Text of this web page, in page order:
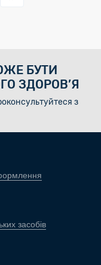
БУТИ
ЗДОРОВ’Я
з
засобів